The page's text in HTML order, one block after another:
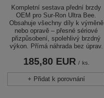
Kompletní sestava přední brzdy
OEM pro Sur-Ron Ultra Bee.
Obsahuje všechny díly k výměně
nebo opravě – přesné sériové
přizpůsobení, spolehlivý brzdný
výkon. Přímá náhrada bez úprav.
185,80 EUR / ks.
+ Přidat k porovnání